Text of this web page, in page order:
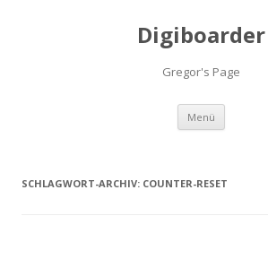
Digiboarder
Gregor's Page
Menü Zum
springen
SCHLAGWORT-ARCHIV: COUNTER-RESET